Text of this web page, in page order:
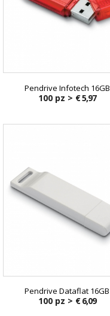
Pendrive Infotech 16GB
100 pz > € 5,97
Pendrive Dataflat 16GB
100 pz > € 6,09